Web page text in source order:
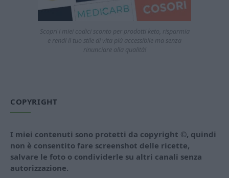
Scopri i miei codici sconto per prodotti keto, risparmia
e rendi il tuo stile di vita più accessibile ma senza
rinunciare alla qualità!
COPYRIGHT
I miei contenuti sono protetti da copyright ©, quindi
non è consentito fare screenshot delle ricette,
salvare le foto o condividerle su altri canali senza
autorizzazione.